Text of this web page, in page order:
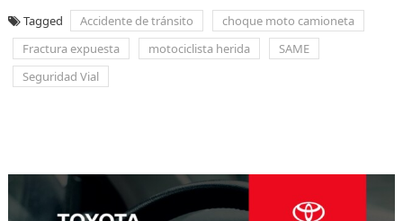
Tagged Accidente de tránsito
choque moto camioneta
Fractura expuesta
motociclista herida
SAME
Seguridad Vial
entradas